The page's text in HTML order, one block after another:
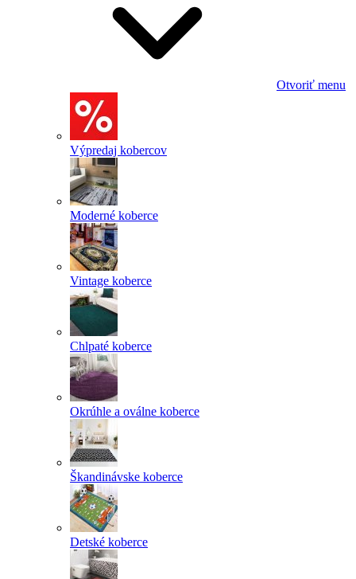
Otvoriť menu
Výpredaj kobercov
Moderné koberce
Vintage koberce
Chlpaté koberce
Okrúhle a oválne koberce
Škandinávske koberce
Detské koberce